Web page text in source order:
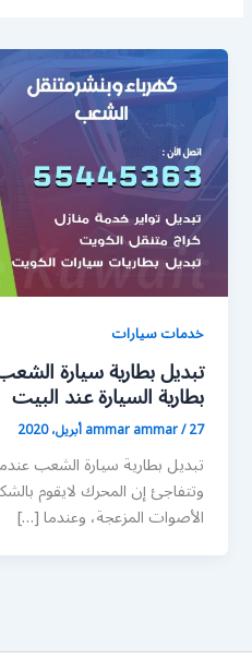
خدمات سيارات
بطارية السيارة عند البيت
ammar ammar/27 أبريل، 2020
تبديل بطارية سيارة الشعب
وتتفاجئ إن المحرك لايقوم
الأصوات المزعجة، وعندما […]